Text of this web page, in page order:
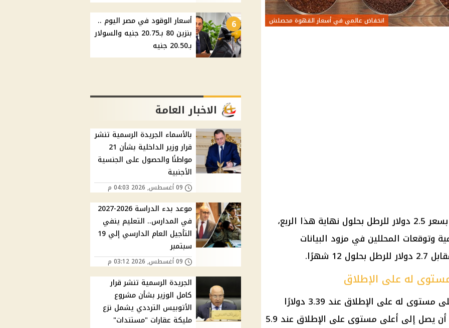
انخفاض عالمي في أسعار القهوة محصلش
من المتوقع أن يتم تداول القهوة بسعر 2.5 دولار للرطل بحلول نهاية هذا الربع،
وتوقعات المحللين في مزود البيانات
له على الإطلاق
وتاريخيًا، وصل سعر القهوة إلى أعلى مستوى له على الإطلاق عند 3.39 دولارًا
للرطل الواحد في أبريل 1977، قبل أن يصل إلى أعلى مستوى على الإطلاق عند 5.9
6
أسعار الوقود في مصر اليوم ..
بنزين 80 بـ20.75 جنيه والسولار
بـ20.50 جنيه
الاخبار العامة
بالأسماء الجريدة الرسمية تنشر
قرار وزير الداخلية بشأن 21
مواطنًا والحصول على الجنسية
الأجنبية
09 أغسطس, 2026 04:03 م
موعد بدء الدراسة 2026-2027
في المدارس.. التعليم ينفي
التأجيل العام الدارسي إلي 19
سبتمبر
09 أغسطس, 2026 03:12 م
الجريدة الرسمية تنشر قرار
كامل الوزير بشأن مشروع
الأتوبيس الترددي يشمل نزع
مليكة عقارات "مستندات"